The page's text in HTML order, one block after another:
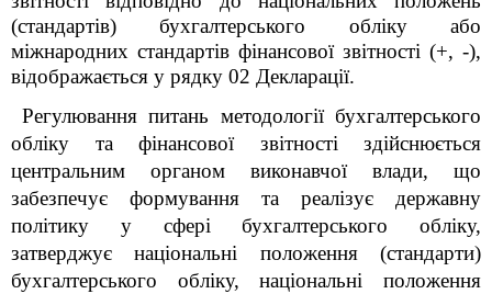
(стандартів) бухгалтерського обліку або
міжнародних стандартів фінансової звітності (+, -),
відображається у рядку 02 Декларації.
Регулювання питань методології бухгалтерського
обліку та фінансової звітності здійснюється
центральним органом виконавчої влади, що
забезпечує формування та реалізує державну
політику у сфері бухгалтерського обліку,
затверджує національні положення (стандарти)
бухгалтерського обліку, національні положення